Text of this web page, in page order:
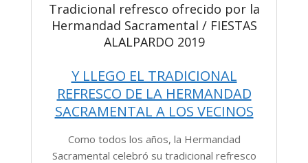
Tradicional refresco ofrecido por la
Hermandad Sacramental / FIESTAS
ALALPARDO 2019
Y LLEGO EL TRADICIONAL
REFRESCO DE LA HERMANDAD
SACRAMENTAL A LOS VECINOS
Como todos los años, la Hermandad
Sacramental celebró su tradicional refresco